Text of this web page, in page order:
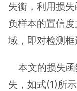
失衡，利用损
负样本的置信
域，即对检测框
本文的损失函
失，如式(1)所示